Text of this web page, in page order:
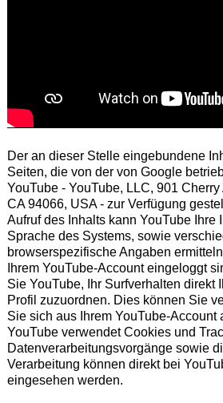
Der an dieser Stelle eingebundene
Seiten, die von der von Google
YouTube - YouTube, LLC, 901
CA 94066, USA - zur Verfügung
Aufruf des Inhalts kann YouTube Ihre
Sprache des Systems, sowie
browserspezifische Angaben
Ihrem YouTube-Account eingeloggt
Sie YouTube, Ihr Surfverhalten direkt
Profil zuzuordnen. Dies können Sie
Sie sich aus Ihrem YouTube-Account
YouTube verwendet Cookies und
Datenverarbeitungsvorgänge sowie
Verarbeitung können direkt bei
eingesehen werden.